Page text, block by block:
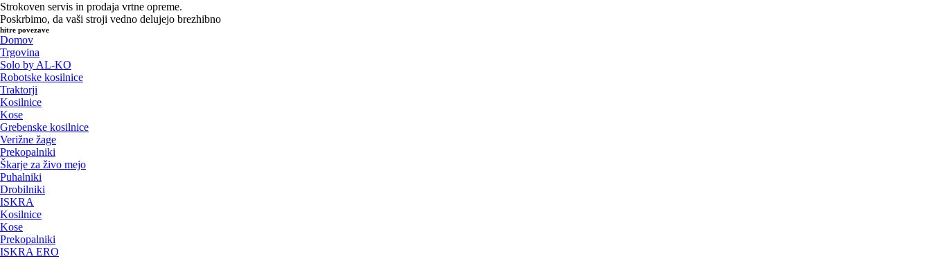
Strokoven servis in prodaja vrtne opreme.
Poskrbimo, da vaši stroji vedno delujejo brezhibno
hitre povezave
Domov
Trgovina
Solo by AL-KO
Robotske kosilnice
Traktorji
Kosilnice
Kose
Grebenske kosilnice
Verižne žage
Prekopalniki
Škarje za živo mejo
Puhalniki
Drobilniki
ISKRA
Kosilnice
Kose
Prekopalniki
ISKRA ERO